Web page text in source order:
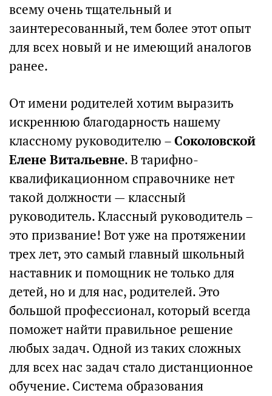
всему очень тщательный и
заинтересованный, тем более этот опыт
для всех новый и не имеющий аналогов
ранее.
От имени родителей хотим выразить
искреннюю благодарность нашему
классному руководителю –Соколовской
Елене Витальевне. В тарифно-
квалификационном справочнике нет
такой должности — классный
руководитель. Классный руководитель –
это призвание! Вот уже на протяжении
трех лет, это самый главный школьный
наставник и помощник не только для
детей, но и для нас, родителей. Это
большой профессионал, который всегда
поможет найти правильное решение
любых задач. Одной из таких сложных
для всех нас задач стало дистанционное
обучение. Система образования